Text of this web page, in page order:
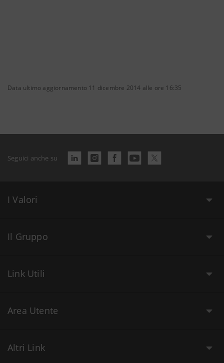
Data ultimo aggiornamento 11 dicembre 2014 alle ore 16:35
Seguici anche su
I Valori
Il Gruppo
Link Utili
Area Utente
Altri Link